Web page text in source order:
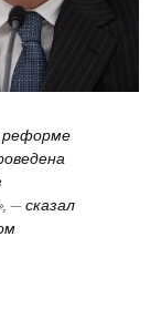
реформе
— сказал